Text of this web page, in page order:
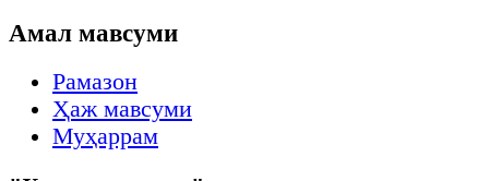
Амал мавсуми
Рамазон
Ҳаж мавсуми
Муҳаррам